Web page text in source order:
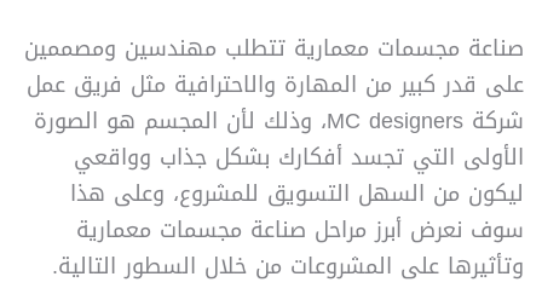
صناعة مجسمات معمارية تتطلب مهندسين ومصممين
على قدر كبير من المهارة والاحترافية مثل فريق عمل
شركة MC designers، وذلك لأن المجسم هو الصورة
الأولى التي تجسد أفكارك بشكل جذاب وواقعي
ليكون من السهل التسويق للمشروع، وعلى هذا
سوف نعرض أبرز مراحل صناعة مجسمات معمارية
وتأثيرها على المشروعات من خلال السطور التالية.